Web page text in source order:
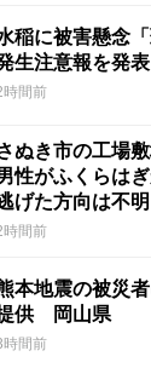
稲に被害懸念
生注意報を発
時間前
ぬき市の工場
性がふくらは
げた方向は不
時間前
本地震の被災
供 岡山県
時間前